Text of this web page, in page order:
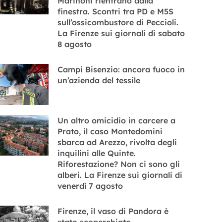
finestra. Scontri tra PD e M5S
sull’ossicombustore di Peccioli.
La Firenze sui giornali di sabato
8 agosto
Campi Bisenzio: ancora fuoco in
un’azienda del tessile
Un altro omicidio in carcere a
Prato, il caso Montedomini
sbarca ad Arezzo, rivolta degli
inquilini alle Quinte.
Riforestazione? Non ci sono gli
alberi. La Firenze sui giornali di
venerdì 7 agosto
Firenze, il vaso di Pandora è